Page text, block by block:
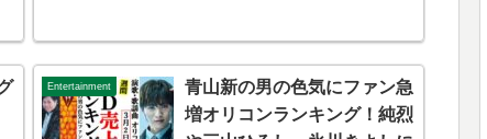
Entertainment
青山新の男の色気にファン急
増オリコンランキング！純烈